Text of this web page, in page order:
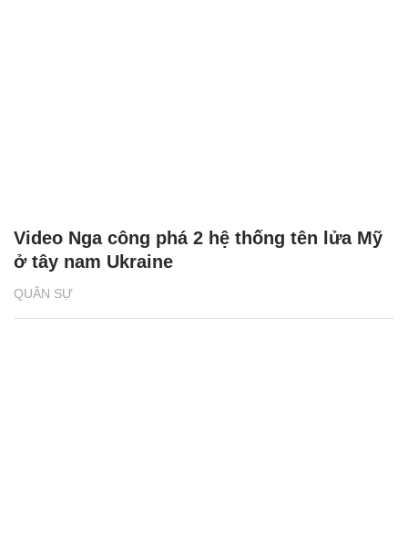
QUÂN SỰ
Video Nga công phá 2 hệ thống tên lửa Mỹ
ở tây nam Ukraine